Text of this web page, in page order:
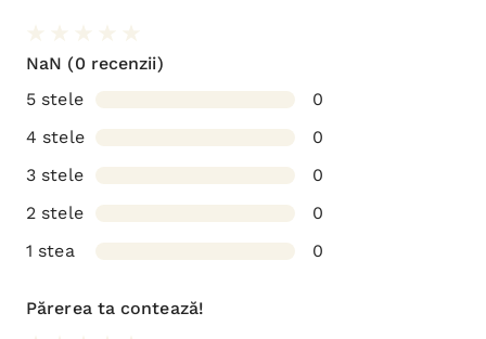
NaN (0 recenzii)
5 stele
0
4 stele
0
3 stele
0
2 stele
0
1 stea
0
Părerea ta contează!